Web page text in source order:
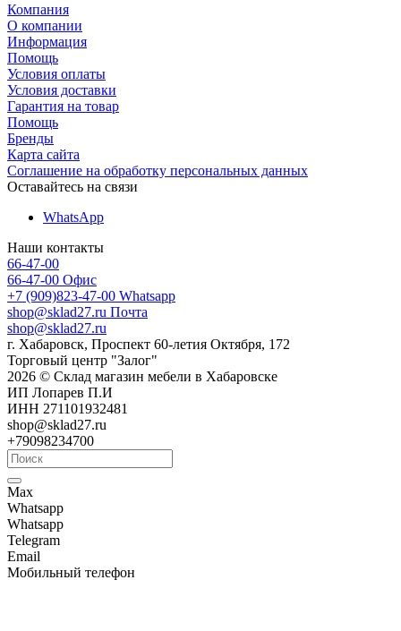
Компания
О компании
Информация
Помощь
Условия оплаты
Условия доставки
Гарантия на товар
Помощь
Бренды
Карта сайта
Соглашение на обработку персональных данных
Оставайтесь на связи
WhatsApp
Наши контакты
66-47-00
66-47-00 Офис
+7 (909)823-47-00 Whatsapp
shop@sklad27.ru Почта
shop@sklad27.ru
г. Хабаровск, Проспект 60-летия Октября, 172
Торговый центр "Залог"
2026 © Склад магазин мебели в Хабаровске
ИП Лопарев П.И
ИНН 271101932481
shop@sklad27.ru
+79098234700
Max
Whatsapp
Whatsapp
Telegram
Email
Мобильный телефон